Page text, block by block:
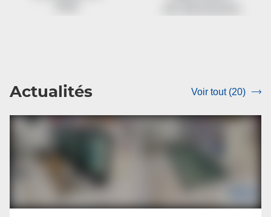
Actualités Voir tout (20)
srLabel